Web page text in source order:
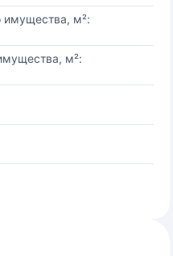
имущества, м²:
м²: